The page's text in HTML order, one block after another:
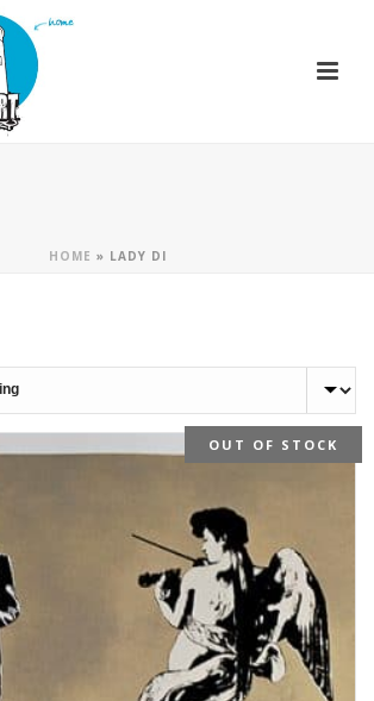
HOME » LADY DI
OUT OF STOCK